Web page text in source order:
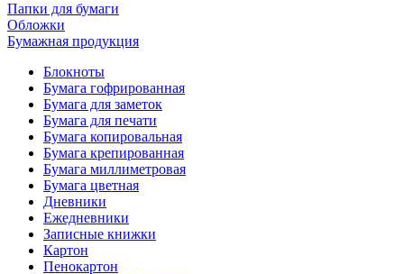
Папки для бумаги
Обложки
Бумажная продукция
Блокноты
Бумага гофрированная
Бумага для заметок
Бумага для печати
Бумага копировальная
Бумага крепированная
Бумага миллиметровая
Бумага цветная
Дневники
Ежедневники
Записные книжки
Картон
Пенокартон